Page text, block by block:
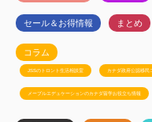
セール＆お得情報 まとめ
コラム
JSSのトロント生活相談室 カナダ政府公認移民
メープルエデュケーションのカナダ留学お役立ち情報